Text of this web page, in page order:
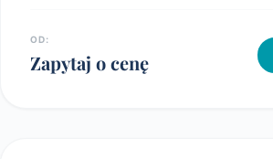
OD:
Zapytaj o cenę